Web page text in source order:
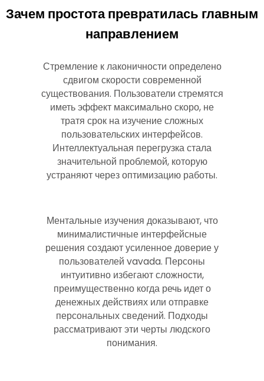
Зачем простота превратилась главным
направлением
Стремление к лаконичности определено
сдвигом скорости современной
существования. Пользователи стремятся
иметь эффект максимально скоро, не
тратя срок на изучение сложных
пользовательских интерфейсов.
Интеллектуальная перегрузка стала
значительной проблемой, которую
устраняют через оптимизацию работы.
Ментальные изучения доказывают, что
минималистичные интерфейсные
решения создают усиленное доверие у
пользователей vavada. Персоны
интуитивно избегают сложности,
преимущественно когда речь идет о
денежных действиях или отправке
персональных сведений. Подходы
рассматривают эти черты людского
понимания.